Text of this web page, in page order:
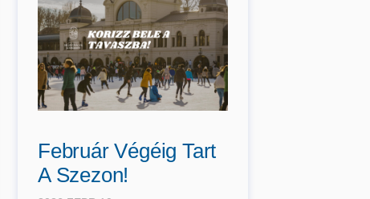
Február Végéig Tart
A Szezon!